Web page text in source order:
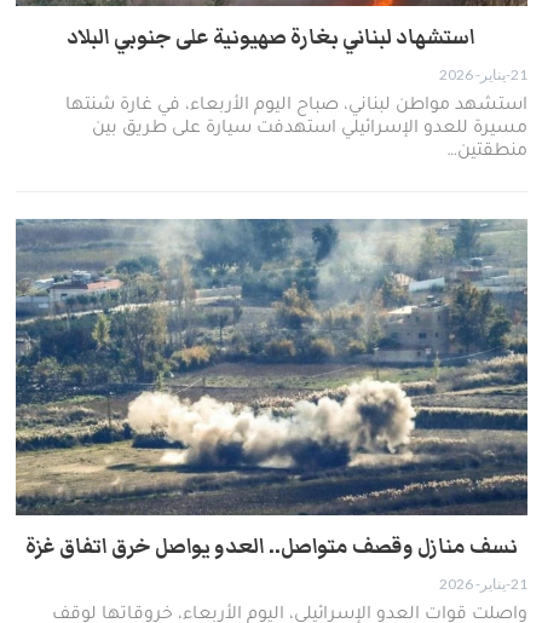
استشهاد لبناني بغارة صهيونية على جنوبي البلاد
21-يناير- 2026
استشهد مواطن لبناني، صباح اليوم الأربعاء، في غارة شنتها
مسيرة للعدو الإسرائيلي استهدفت سيارة على طريق بين
منطقتين…
نسف منازل وقصف متواصل.. العدو يواصل خرق اتفاق غزة
21-يناير- 2026
واصلت قوات العدو الإسرائيلي، اليوم الأربعاء، خروقاتها لوقف